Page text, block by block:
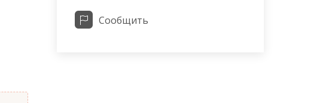
Сообщить